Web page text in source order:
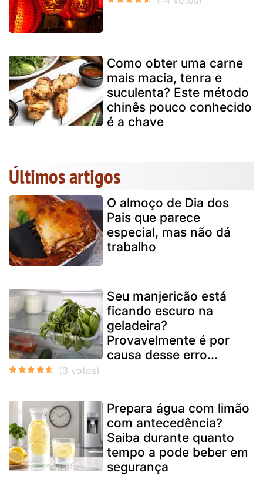
Como obter uma carne
mais macia, tenra e
suculenta? Este método
chinês pouco conhecido
é a chave
Últimos artigos
O almoço de Dia dos
Pais que parece
especial, mas não dá
trabalho
Seu manjericão está
ficando escuro na
geladeira?
Provavelmente é por
causa desse erro...
Prepara água com limão
com antecedência?
Saiba durante quanto
tempo a pode beber em
segurança